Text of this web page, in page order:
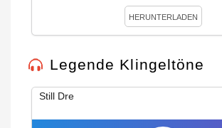
HERUNTERLADEN
Legende Klingeltöne
Still Dre